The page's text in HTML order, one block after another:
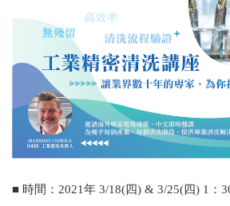
■ 時間：2021年 3/18(四) & 3/25(四) 1：